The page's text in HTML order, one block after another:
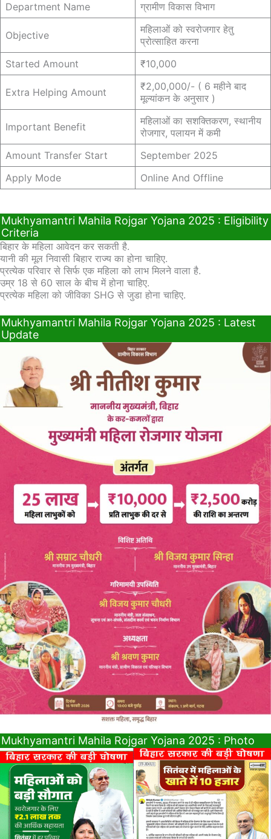
Department Name
ग्रामीण विकास विभाग
Objective
महिलाओं को स्वरोजगार हेतु
प्रोत्साहित करना
Started Amount
₹10,000
Extra Helping Amount
₹2,00,000/- ( 6 महीने बाद
मूल्यांकन के अनुसार )
Important Benefit
महिलाओं का सशक्तिकरण, स्थानीय
रोजगार, पलायन में कमी
Amount Transfer Start
September 2025
Apply Mode
Online And Offline
Mukhyamantri Mahila Rojgar Yojana 2025 : Eligibility
Criteria
बिहार के महिला आवेदन कर सकती है.
यानी की मूल निवासी बिहार राज्य का होना चाहिए.
प्रत्येक परिवार से सिर्फ एक महिला को लाभ मिलने वाला है.
उम्र 18 से 60 साल के बीच में होना चाहिए.
प्रत्येक महिला को जीविका SHG से जुडा होना चाहिए.
Mukhyamantri Mahila Rojgar Yojana 2025 : Latest
Update
Mukhyamantri Mahila Rojgar Yojana 2025 : Photo